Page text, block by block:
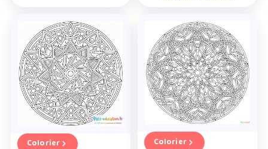
Colorier Colorier